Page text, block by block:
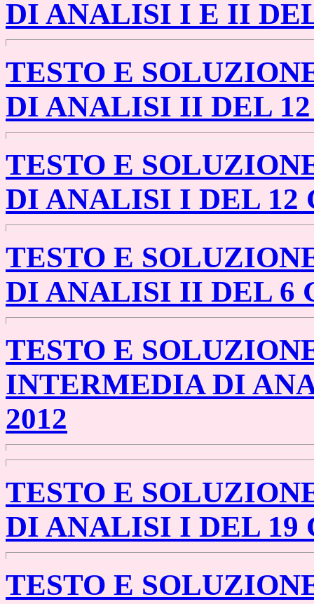
DI ANALISI I E II
TESTO E
DI ANALISI II DEL 12
TESTO E
DI ANALISI I DEL 12
TESTO E
DI ANALISI II DEL 6
TESTO E
INTERMEDIA DI
2012
TESTO E
DI ANALISI I DEL 19
TESTO E